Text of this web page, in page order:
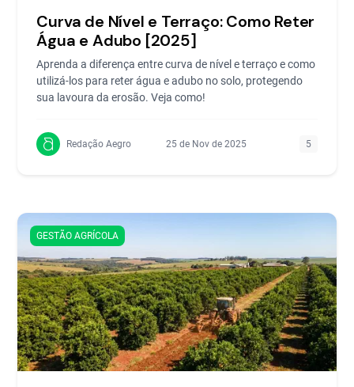
Curva de Nível e Terraço: Como Reter
Água e Adubo [2025]
Aprenda a diferença entre curva de nível e terraço e como
utilizá-los para reter água e adubo no solo, protegendo
sua lavoura da erosão. Veja como!
Redação Aegro 25 de Nov de 2025 5
GESTÃO AGRÍCOLA